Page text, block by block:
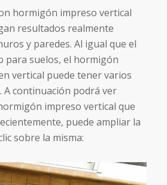
hormigón impreso vertical
resultados realmente
y paredes. Al igual que el
para suelos, el hormigón
vertical puede tener varios
A continuación podrá ver
impreso vertical que
puede ampliar la
sobre la misma: